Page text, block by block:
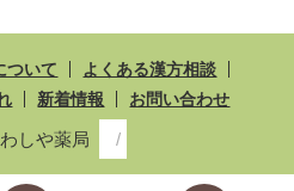
ついて
よくある漢方相談
新着情報 お問い合わせ
しや薬局